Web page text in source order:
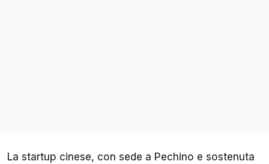
La startup cinese, con sede a Pechino e sostenuta